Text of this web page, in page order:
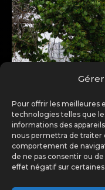
Pour offrir les meilleures
technologies telles que
informations des
nous permettra de traiter
comportement de
de ne pas consentir ou
effet négatif sur